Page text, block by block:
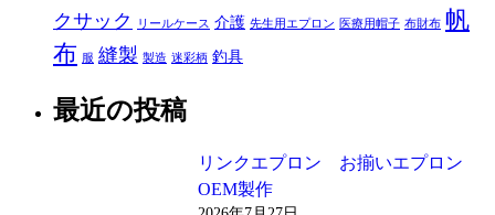
クサック
リールケース 介護 先生用エプロン 医療用帽子 布財布 帆
布 服 縫製 製造 迷彩柄 釣具
最近の投稿
リンクエプロン お揃いエプロン
OEM製作